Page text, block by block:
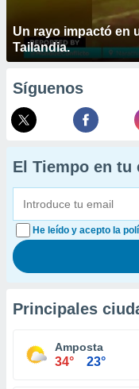
Un rayo impactó en
Tailandia.
Síguenos
El Tiempo en tu
He leído y acepto la
Principales
Amposta
34° 23°